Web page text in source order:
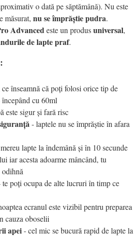
o dată pe săptămână). Nu este
măsurat, nu se împrăștie pudra.
Advancedeste un produsuniversal,
de lapte praf.
ce înseamnă că poți folosi orice tip de
cu 60ml
este sigur și fară risc
- laptele nu se împrăștie în afara
lapte la îndemână și în 10 secunde
iar acesta adoarme mâncând, tu
odihnă
te poți ocupa de alte lucruri în timp ce
ecranul este vizibil pentru preparea
cauza oboselii
apei- cel mic se bucură rapid de lapte la